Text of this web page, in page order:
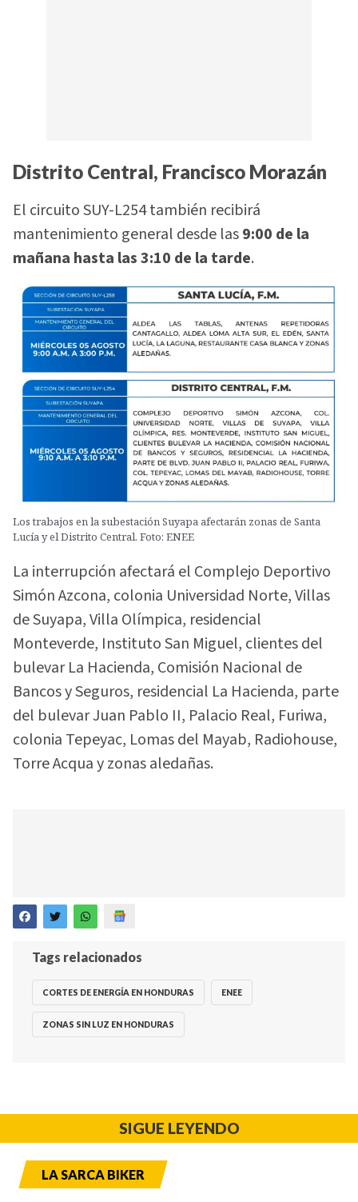
Distrito Central, Francisco Morazán
El circuito SUY-L254 también recibirá
mantenimiento general desde las9:00 de la
mañana hasta las 3:10 de la tarde.
Los trabajos en la subestación Suyapa afectarán zonas de Santa
Lucía y el Distrito Central. Foto: ENEE
La interrupción afectará el Complejo Deportivo
Simón Azcona, colonia Universidad Norte, Villas
de Suyapa, Villa Olímpica, residencial
Monteverde, Instituto San Miguel, clientes del
bulevar La Hacienda, Comisión Nacional de
Bancos y Seguros, residencial La Hacienda, parte
del bulevar Juan Pablo II, Palacio Real, Furiwa,
colonia Tepeyac, Lomas del Mayab, Radiohouse,
Torre Acqua y zonas aledañas.
Tags relacionados
CORTES DE ENERGÍA EN HONDURAS ENEE
ZONAS SIN LUZ EN HONDURAS
SIGUE LEYENDO
LA SARCA BIKER